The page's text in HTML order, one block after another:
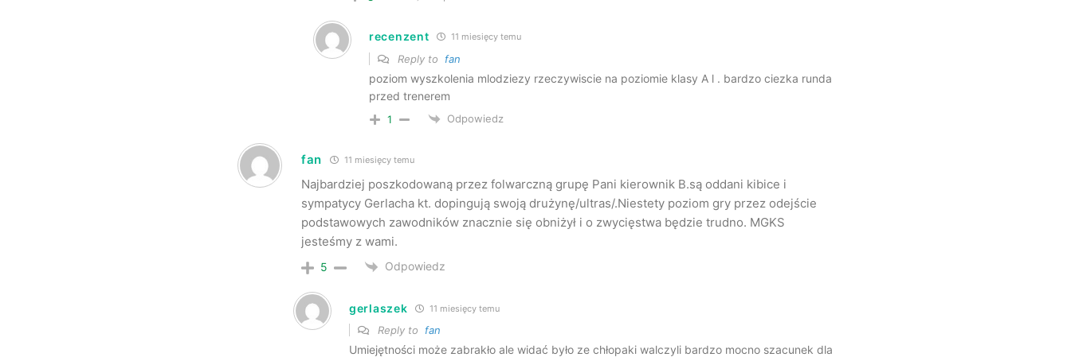
recenzent 11 miesięcy temu
Reply to fan
poziom wyszkolenia mlodziezy rzeczywiscie na poziomie klasy A l . bardzo ciezka runda
przed trenerem
1 Odpowiedz
fan 11 miesięcy temu
Najbardziej poszkodowaną przez folwarczną grupę Pani kierownik B.są oddani kibice i
sympatycy Gerlacha kt. dopingują swoją drużynę/ultras/.Niestety poziom gry przez odejście
podstawowych zawodników znacznie się obniżył i o zwycięstwa będzie trudno. MGKS
jesteśmy z wami.
5 Odpowiedz
gerlaszek 11 miesięcy temu
Reply to fan
Umiejętności może zabrakło ale widać było ze chłopaki walczyli bardzo mocno szacunek dla